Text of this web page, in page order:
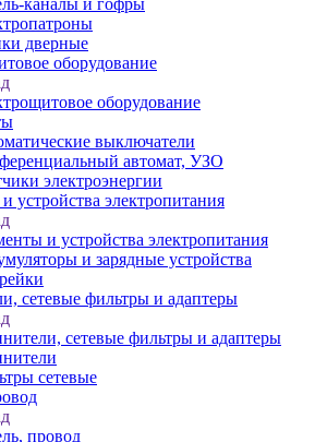
каналы и гофры
дверные
оборудование
оборудование
выключатели
автомат, УЗО
электроэнергии
устройства электропитания
и устройства электропитания
и зарядные устройства
сетевые фильтры и адаптеры
сетевые фильтры и адаптеры
сетевые
провод